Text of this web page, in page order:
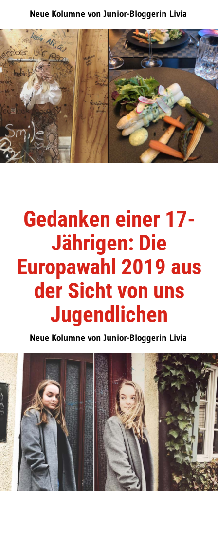
Neue Kolumne von Junior-Bloggerin Livia
Gedanken einer 17-
Jährigen: Die
Europawahl 2019 aus
der Sicht von uns
Jugendlichen
Neue Kolumne von Junior-Bloggerin Livia